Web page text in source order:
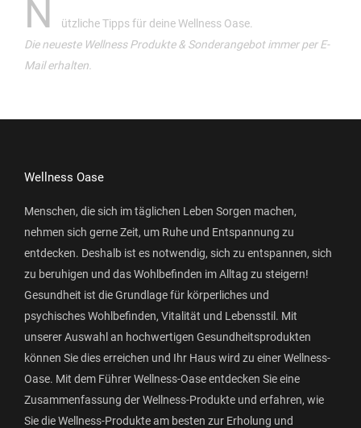
N
ützliche Tipps für deine Wellness Oase.
Die neueste Wellness Produkte & Sonderangebot immer per E-
Mail erhalten.
Wellness Oase
Menschen, die sich im täglichen Leben Sorgen machen,
nehmen sich gerne Zeit, um Ruhe und Entspannung zu
entdecken. Deshalb ist es notwendig, sich zu entspannen, sich
zu beruhigen und das Wohlbefinden im Alltag zu steigern!
Gesundheit ist die Grundlage für körperliches und
psychisches Wohlbefinden, Vitalität und Lebensstil. Mit
unserer Auswahl an hochwertigen Gesundheitsprodukten
können Sie dies erreichen und Ihr Haus wird zu einer Wellness-
Oase. Mit dem Führer Wellness-Oase entdecken Sie eine
Zusammenfassung der Wellness-Produkte und erfahren, wie
Sie die Wellness-Produkte am besten zur Erholung und